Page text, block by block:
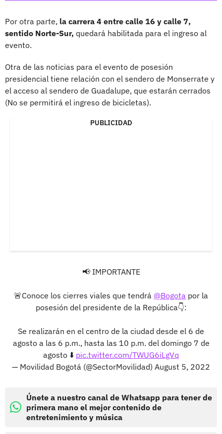
Por otra parte, la carrera 4 entre calle 16 y calle 7,
sentido Norte-Sur, quedará habilitada para el ingreso al
evento.
Otra de las noticias para el evento de posesión
presidencial tiene relación con el sendero de Monserrate y
el acceso al sendero de Guadalupe, que estarán cerrados
(No se permitirá el ingreso de bicicletas).
PUBLICIDAD
📢 IMPORTANTE
🚨Conoce los cierres viales que tendrá @Bogota por la
posesión del presidente de la República👇:
Se realizarán en el centro de la ciudad desde el 6 de
agosto a las 6 p.m., hasta las 10 p.m. del domingo 7 de
agosto ⬇️ pic.twitter.com/TWUG6iLgVq
— Movilidad Bogotá (@SectorMovilidad) August 5, 2022
Únete a nuestro canal de Whatsapp para tener de
primera mano el mejor contenido de
entretenimiento y música